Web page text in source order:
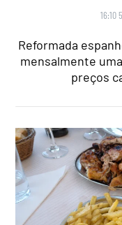
16:10
Reformada
mensalmente
preços